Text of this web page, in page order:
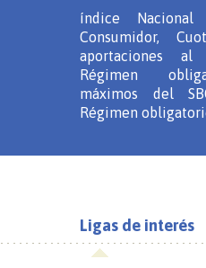
índice
Consumidor,
aportaciones al
Régimen
máximos del
Régimen
Ligas de interés